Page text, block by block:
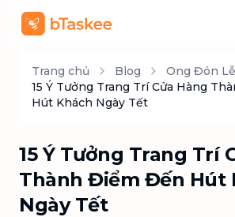
Trang chủ Blog
Ong Đón Lễ
15 Ý Tưởng Trang Trí Cửa Hàng
Hút Khách Ngày Tết
15 Ý Tưởng Trang Trí
Thành Điểm Đến Hút
Ngày Tết